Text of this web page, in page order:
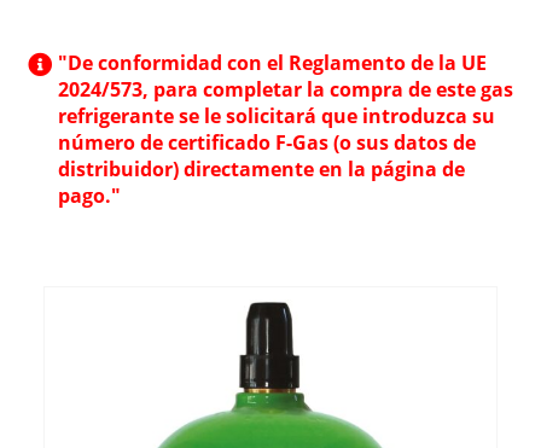
"De conformidad con el Reglamento de la UE
2024/573, para completar la compra de este gas
refrigerante se le solicitará que introduzca su
número de certificado F-Gas (o sus datos de
distribuidor) directamente en la página de
pago."